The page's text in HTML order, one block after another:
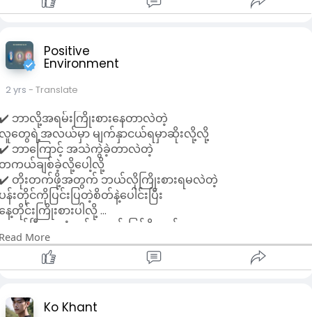
Positive
Environment
2 yrs - Translate
ဘာလို့အရမ်းကြိုးစားနေတာလဲတဲ့
တွေရဲ့အလယ်မှာ မျက်နှာငယ်ရမှာဆိုးလို့လို့
ဘာကြောင့် အသဲကွဲခဲ့တာလဲတဲ့
ကယ်ချစ်ခဲ့လို့ပေါ့လို့
တိုးတက်ဖို့အတွက် ဘယ်လိုကြိုးစားရမလဲတဲ့
န်းတိုင်ကိုပြင်းပြတဲ့စိတ်နဲ့ပေါင်းပြီး
ေ့တိုင်းကြိုးစားပါလို့ …
ောက်ပြီး အာရုံတစ်ခုတည်းဖြစ်ဖို့လည်း
င်မတန်မှအရေးကြီးပါတယ်
More
Ko Khant